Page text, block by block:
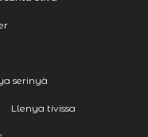
serinyà
Llenya tivissa